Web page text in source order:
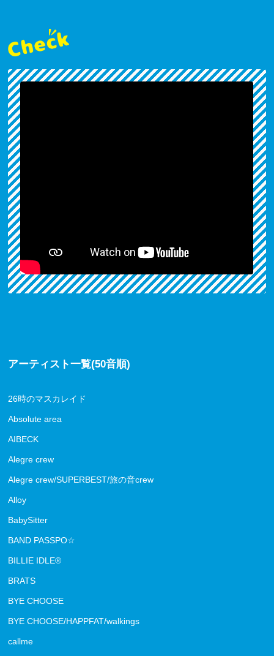
アーティスト一覧(50音順)
26時のマスカレイド
Absolute area
AIBECK
Alegre crew
Alegre crew/SUPERBEST/旅の音crew
Alloy
BabySitter
BAND PASSPO☆
BILLIE IDLE®
BRATS
BYE CHOOSE
BYE CHOOSE/HAPPFAT/walkings
callme